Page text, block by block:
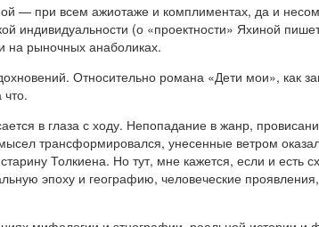
— при всем ажиотаже и комплиментах, да и
индивидуальности (о «проектности» Яхиной
на рыночных анаболиках.
Относительно романа «Дети мои», как
в глаза с ходу. Непопадание в жанр,
трансформировался, унесенные ветром
Толкиена. Но тут, мне кажется, если и есть
эпоху и географию, человеческие